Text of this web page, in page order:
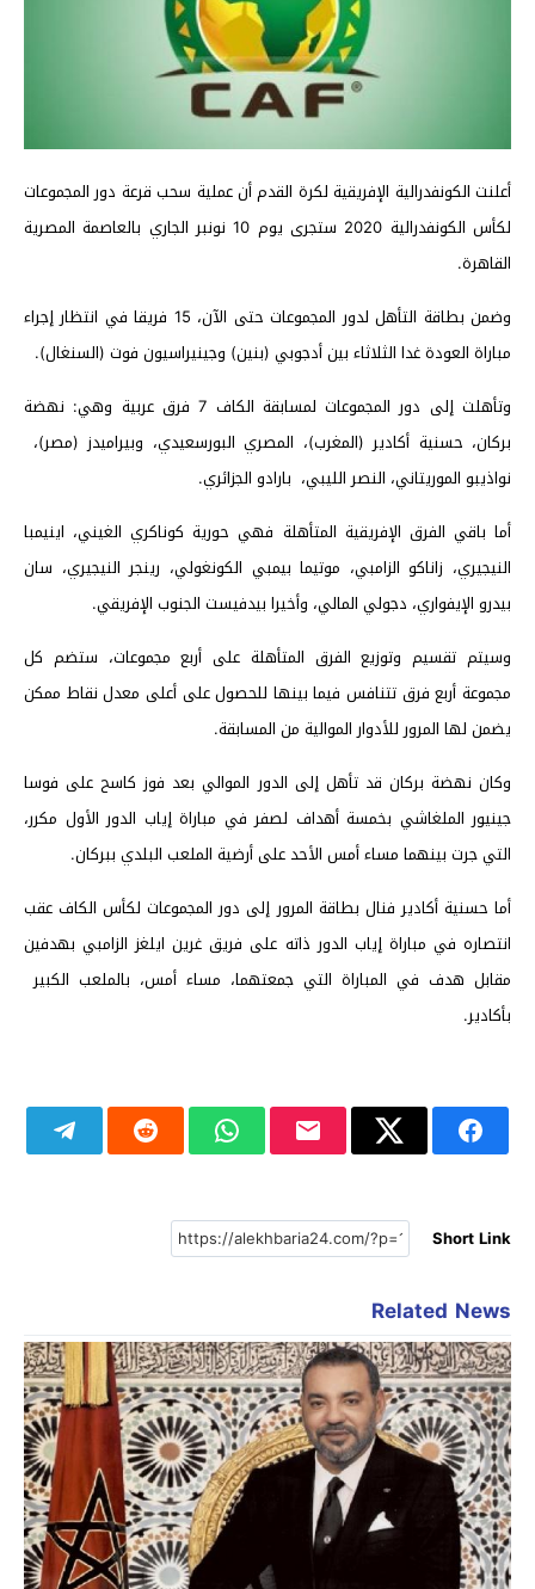
أعلنت الكونفدرالية الإفريقية لكرة القدم أن عملية سحب قرعة دور المجموعات
لكأس الكونفدرالية 2020 ستجرى يوم 10 نونبر الجاري بالعاصمة المصرية
القاهرة.
وضمن بطاقة التأهل لدور المجموعات حتى الآن، 15 فريقا في انتظار إجراء
مباراة العودة غدا الثلاثاء بين أدجوبي (بنين) وجينيراسيون فوت (السنغال).
وتأهلت إلى دور المجموعات لمسابقة الكاف 7 فرق عربية وهي: نهضة
بركان، حسنية أكادير (المغرب)، المصري البورسعيدي، وبيراميدز (مصر)،
نواذيبو الموريتاني، النصر الليبي، بارادو الجزائري.
أما باقي الفرق الإفريقية المتأهلة فهي حورية كوناكري الغيني، اينيمبا
النيجيري، زاناكو الزامبي، موتيما بيمبي الكونغولي، رينجر النيجيري، سان
بيدرو الإيفواري، دجولي المالي، وأخيرا بيدفيست الجنوب الإفريقي.
وسيتم تقسيم وتوزيع الفرق المتأهلة على أربع مجموعات، ستضم كل
مجموعة أربع فرق تتنافس فيما بينها للحصول على أعلى معدل نقاط ممكن
يضمن لها المرور للأدوار الموالية من المسابقة.
وكان نهضة بركان قد تأهل إلى الدور الموالي بعد فوز كاسح على فوسا
جينيور الملغاشي بخمسة أهداف لصفر في مباراة إياب الدور الأول مكرر،
التي جرت بينهما مساء أمس الأحد على أرضية الملعب البلدي ببركان.
أما حسنية أكادير فنال بطاقة المرور إلى دور المجموعات لكأس الكاف عقب
انتصاره في مباراة إياب الدور ذاته على فريق غرين ايلغز الزامبي بهدفين
مقابل هدف في المباراة التي جمعتهما، مساء أمس، بالملعب الكبير
بأكادير.
Short Link
Related News